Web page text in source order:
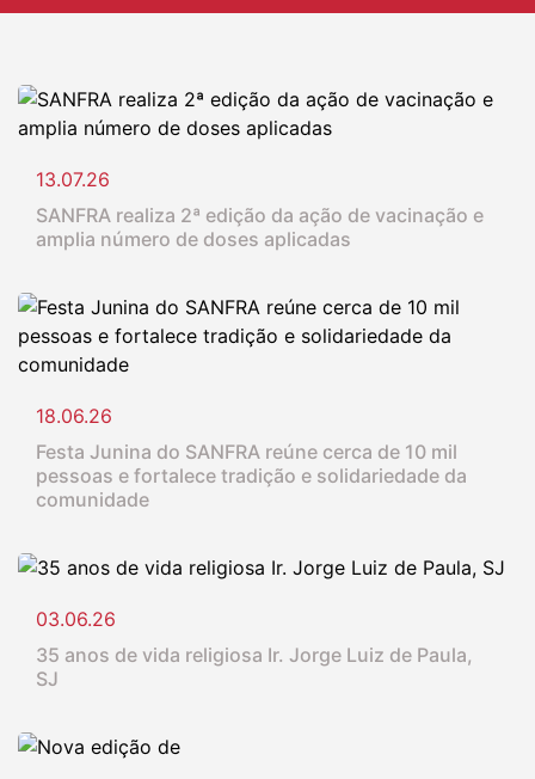
13.07.26
SANFRA realiza 2ª edição da ação de vacinação e
amplia número de doses aplicadas
18.06.26
Festa Junina do SANFRA reúne cerca de 10 mil
pessoas e fortalece tradição e solidariedade da
comunidade
03.06.26
35 anos de vida religiosa Ir. Jorge Luiz de Paula,
SJ